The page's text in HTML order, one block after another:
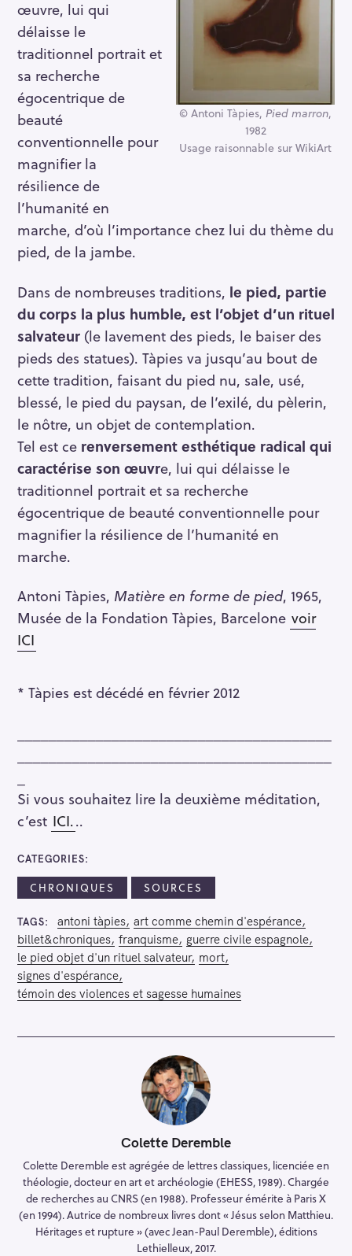
© Antoni Tàpies, Pied marron,
1982
Usage raisonnable sur WikiArt
œuvre, lui qui
délaisse le
traditionnel portrait et
sa recherche
égocentrique de
beauté
conventionnelle pour
magnifier la
résilience de
l’humanité en
marche, d’où l’importance chez lui du thème du
pied, de la jambe.
Dans de nombreuses traditions, le pied, partie
du corps la plus humble, est l’objet d’un rituel
salvateur (le lavement des pieds, le baiser des
pieds des statues). Tàpies va jusqu’au bout de
cette tradition, faisant du pied nu, sale, usé,
blessé, le pied du paysan, de l’exilé, du pèlerin,
le nôtre, un objet de contemplation.
Tel est ce renversement esthétique radical qui
caractérise son œuvre, lui qui délaisse le
traditionnel portrait et sa recherche
égocentrique de beauté conventionnelle pour
magnifier la résilience de l’humanité en
marche.
Antoni Tàpies, Matière en forme de pied, 1965,
Musée de la Fondation Tàpies, Barcelone voir
ICI
* Tàpies est décédé en février 2012
Si vous souhaitez lire la deuxième méditation,
c’est ICI...
CATEGORIES
CHRONIQUES SOURCES
TAGS antoni tàpies art comme chemin d'espérance
billet&chroniques franquisme guerre civile espagnole
le pied objet d'un rituel salvateur mort
signes d'espérance
témoin des violences et sagesse humaines
Colette Deremble
Colette Deremble est agrégée de lettres classiques, licenciée en
théologie, docteur en art et archéologie (EHESS, 1989). Chargée
de recherches au CNRS (en 1988). Professeur émérite à Paris X
(en 1994). Autrice de nombreux livres dont « Jésus selon Matthieu.
Héritages et rupture » (avec Jean-Paul Deremble), éditions
Lethielleux, 2017.